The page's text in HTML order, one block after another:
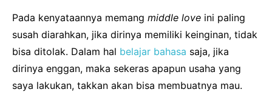
Pada kenyataannya memang middle love ini paling
susah diarahkan, jika dirinya memiliki keinginan, tidak
bisa ditolak. Dalam hal belajar bahasa saja, jika
dirinya enggan, maka sekeras apapun usaha yang
saya lakukan, takkan akan bisa membuatnya mau.